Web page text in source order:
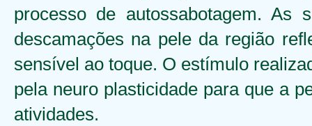
processo de autossabotagem. As
descamações na pele da região
sensível ao toque. O estímulo
pela neuro plasticidade para que a
atividades.